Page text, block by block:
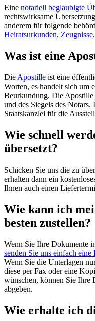
Eine notariell beglaubigte
rechtswirksame
anderem für folgende
Heiratsurkunden, Zeugnisse
Was ist eine
Die Apostille ist eine
Worten, es handelt sich um
Beurkundung. Die
und des Siegels des
Staatskanzlei für die
Wie schnell
übersetzt?
Schicken Sie uns die zu
erhalten dann ein
Ihnen auch einen
Wie kann ich
besten zustellen?
Wenn Sie Ihre Dokumente
senden Sie uns einfach
Wenn Sie die Unterlagen
diese per Fax oder eine
wünschen, können Sie Ihre
abgeben.
Wie erhalte ich